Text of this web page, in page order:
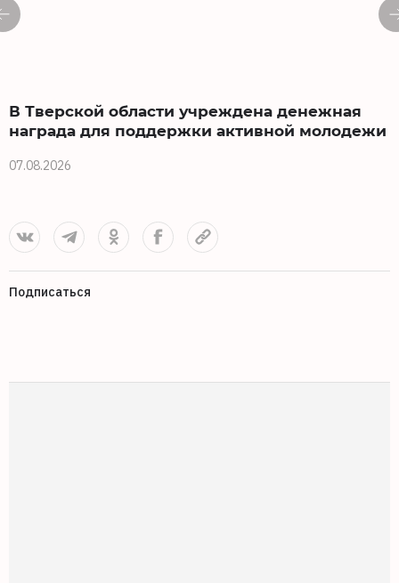
В Тверской области учреждена денежная
награда для поддержки активной молодежи
07.08.2026
Подписаться